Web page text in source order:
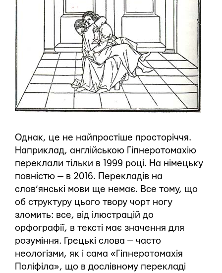
Однак, це не найпростіше просторіччя.
Наприклад, англійською Гіпнеротомахію
переклали тільки в 1999 році. На німецьку
повністю — в 2016. Перекладів на
слов’янські мови ще немає. Все тому, що
об структуру цього твору чорт ногу
зломить: все, від ілюстрацій до
орфографії, в тексті має значення для
розуміння. Грецькі слова — часто
неологізми, як і сама «Гіпнеротомахія
Поліфіла», що в дослівному перекладі